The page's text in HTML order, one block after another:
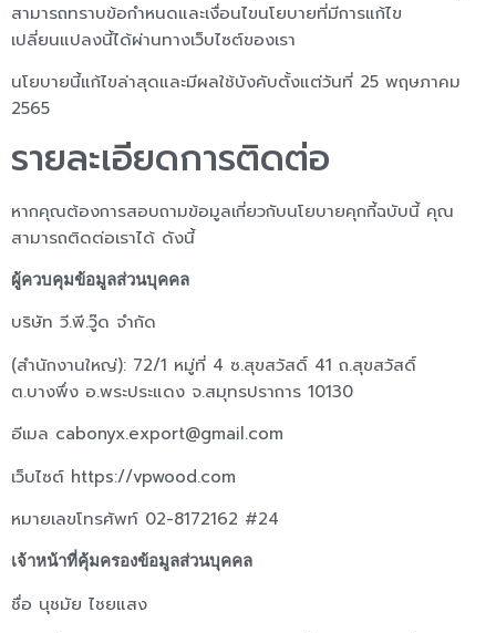
สามารถทราบข้อกำหนดและเงื่อนไขนโยบายที่มีการแก้ไข
เปลี่ยนแปลงนี้ได้ผ่านทางเว็บไซต์ของเรา
นโยบายนี้แก้ไขล่าสุดและมีผลใช้บังคับตั้งแต่วันที่ 25 พฤษภาคม
2565
รายละเอียดการติดต่อ
หากคุณต้องการสอบถามข้อมูลเกี่ยวกับนโยบายคุกกี้ฉบับนี้ คุณ
สามารถติดต่อเราได้ ดังนี้
ผู้ควบคุมข้อมูลส่วนบุคคล
บริษัท วี.พี.วู๊ด จำกัด
(สำนักงานใหญ่): 72/1 หมู่ที่ 4 ซ.สุขสวัสดิ์ 41 ถ.สุขสวัสดิ์
ต.บางพึ่ง อ.พระประแดง จ.สมุทรปราการ 10130
อีเมล cabonyx.export@gmail.com
เว็บไซต์ https://vpwood.com
หมายเลขโทรศัพท์ 02-8172162 #24
เจ้าหน้าที่คุ้มครองข้อมูลส่วนบุคคล
ชื่อ นุชมัย ไชยแสง